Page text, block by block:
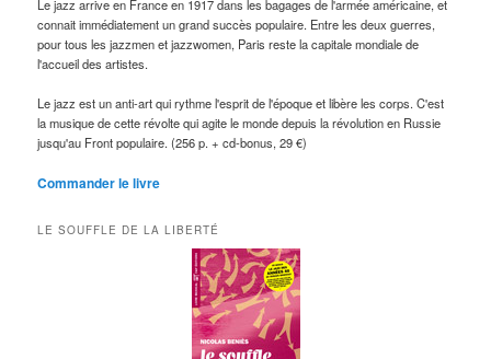
Le jazz arrive en France en 1917 dans les bagages de l'armée américaine, et
connait immédiatement un grand succès populaire. Entre les deux guerres,
pour tous les jazzmen et jazzwomen, Paris reste la capitale mondiale de
l'accueil des artistes.
Le jazz est un anti-art qui rythme l'esprit de l'époque et libère les corps. C'est
la musique de cette révolte qui agite le monde depuis la révolution en Russie
jusqu'au Front populaire. (256 p. + cd-bonus, 29 €)
Commander le livre
LE SOUFFLE DE LA LIBERTÉ